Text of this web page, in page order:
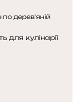
для кулінарії